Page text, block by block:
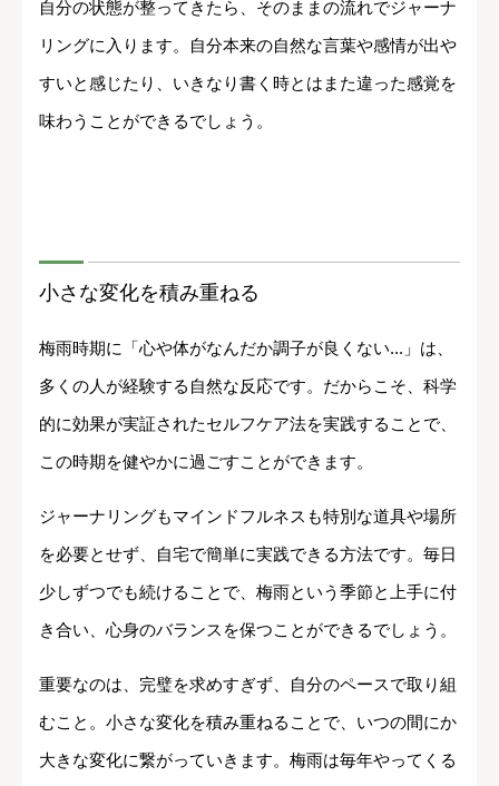
自分の状態が整ってきたら、そのままの流れでジャーナ
リングに入ります。自分本来の自然な言葉や感情が出や
すいと感じたり、いきなり書く時とはまた違った感覚を
味わうことができるでしょう。
小さな変化を積み重ねる
梅雨時期に「心や体がなんだか調子が良くない...」は、
多くの人が経験する自然な反応です。だからこそ、科学
的に効果が実証されたセルフケア法を実践することで、
この時期を健やかに過ごすことができます。
ジャーナリングもマインドフルネスも特別な道具や場所
を必要とせず、自宅で簡単に実践できる方法です。毎日
少しずつでも続けることで、梅雨という季節と上手に付
き合い、心身のバランスを保つことができるでしょう。
重要なのは、完璧を求めすぎず、自分のペースで取り組
むこと。小さな変化を積み重ねることで、いつの間にか
大きな変化に繋がっていきます。梅雨は毎年やってくる